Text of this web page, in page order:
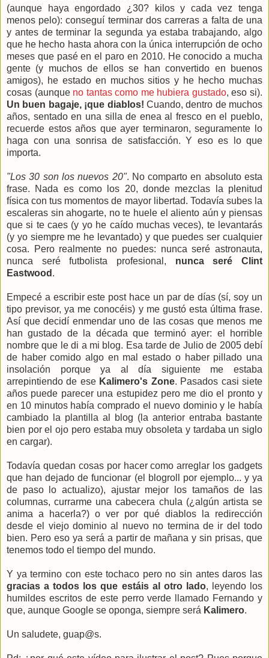
(aunque haya engordado ¿30? kilos y cada vez tenga
menos pelo): conseguí terminar dos carreras a falta de una
y antes de terminar la segunda ya estaba trabajando, algo
que he hecho hasta ahora con la única interrupción de ocho
meses que pasé en el paro en 2010. He conocido a mucha
gente (y muchos de ellos se han convertido en buenos
amigos), he estado en muchos sitios y he hecho muchas
cosas (aunque no tantas como me hubiera gustado, eso si).
Un buen bagaje, ¡que diablos! Cuando, dentro de muchos
años, sentado en una silla de enea al fresco en el pueblo,
recuerde estos años que ayer terminaron, seguramente lo
haga con una sonrisa de satisfacción. Y eso es lo que
importa.
"Los 30 son los nuevos 20". No comparto en absoluto esta
frase. Nada es como los 20, donde mezclas la plenitud
física con tus momentos de mayor libertad. Todavía subes la
escaleras sin ahogarte, no te huele el aliento aún y piensas
que si te caes (y yo he caído muchas veces), te levantarás
(y yo siempre me he levantado) y que puedes ser cualquier
cosa. Pero realmente no puedes: nunca seré astronauta,
nunca seré futbolista profesional, nunca seré Clint
Eastwood .
Empecé a escribir este post hace un par de días (sí, soy un
tipo previsor, ya me conocéis) y me gustó esta última frase.
Así que decidí enmendar uno de las cosas que menos me
han gustado de la década que terminó ayer: el horrible
nombre que le di a mi blog. Esa tarde de Julio de 2005 debí
de haber comido algo en mal estado o haber pillado una
insolación porque ya al día siguiente me estaba
arrepintiendo de ese Kalimero's Zone. Pasados casi siete
años puede parecer una estupidez pero me dio el pronto y
en 10 minutos había comprado el nuevo dominio y le había
cambiado la plantilla al blog (la anterior entraba bastante
bien por el ojo pero estaba muy obsoleta y tardaba un siglo
en cargar).
Todavía quedan cosas por hacer como arreglar los gadgets
que han dejado de funcionar (el blogroll por ejemplo... y ya
de paso lo actualizo), ajustar mejor los tamaños de las
columnas, currarme una cabecera chula (¿algún artista se
anima a hacerla?) o ver por qué diablos la redirección
desde el viejo dominio al nuevo no termina de ir del todo
bien. Pero eso ya será a partir de mañana y sin prisas, que
tenemos todo el tiempo del mundo.
Y ya termino con este tochaco pero no sin antes daros las
gracias a todos los que estáis al otro lado, leyendo los
humildes escritos de este perro verde llamado Fernando y
que, aunque Google se oponga, siempre será Kalimero.
Un saludete, guap@s.